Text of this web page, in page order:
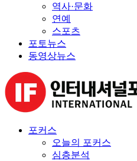
역사·문화
연예
스포츠
포토뉴스
동영상뉴스
포커스
오늘의 포커스
심층분석